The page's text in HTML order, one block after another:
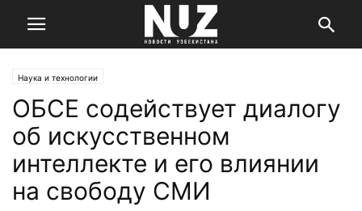
Наука и технологии
ОБСЕ содействует диалогу
об искусственном
интеллекте и его влиянии
на свободу СМИ